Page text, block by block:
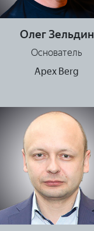
Олег Зельдин
Основатель
Apex Berg